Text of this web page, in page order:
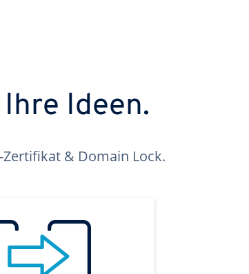
Ideen.
Zertifikat & Domain Lock.